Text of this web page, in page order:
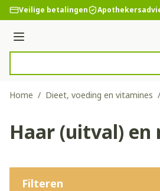
Ga naar de inhoud
Veilige betalingen
Menu
Home / Dieet, voeding en vitamines /
Haar (uitval) en
Filteren